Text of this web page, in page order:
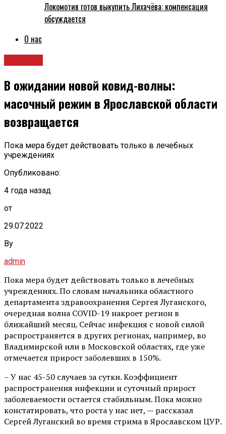
Локомотив готов выкупить Лихачёва: компенсация
обсуждается
О нас
В ожидании новой ковид-волны:
масочный режим в Ярославской области
возвращается
Пока мера будет действовать только в лечебных
учреждениях
Опубликовано:
4 года назад
от
29.07.2022
By
admin
Пока мера будет действовать только в лечебных
учреждениях. По словам начальника областного
департамента здравоохранения Сергея Луганского,
очередная волна COVID-19 накроет регион в
ближайший месяц. Сейчас инфекция с новой силой
распространяется в других регионах, например, во
Владимирской или в Московской областях, где уже
отмечается прирост заболевших в 150%.
– У нас 45-50 случаев за сутки. Коэффициент
распространения инфекции и суточный прирост
заболеваемости остается стабильным. Пока можно
констатировать, что роста у нас нет, — рассказал
Сергей Луганский во время стрима в Ярославском ЦУР.